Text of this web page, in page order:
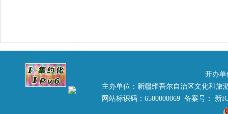
开办单
主办单位：新疆维吾尔自治区文化和
网站标识码：6500000069 备案号： 新